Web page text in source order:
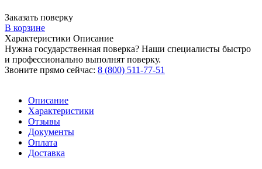
Заказать поверку
В корзине
Характеристики Описание
Нужна государственная поверка? Наши специалисты быстро
и профессионально выполнят поверку.
Звоните прямо сейчас: 8 (800) 511-77-51
Описание
Характеристики
Отзывы
Документы
Оплата
Доставка